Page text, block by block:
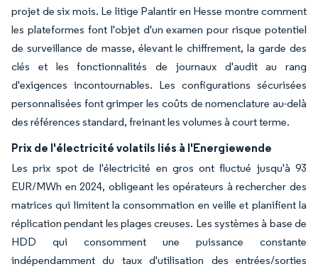
projet de six mois. Le litige Palantir en Hesse montre comment
les plateformes font l'objet d'un examen pour risque potentiel
de surveillance de masse, élevant le chiffrement, la garde des
clés et les fonctionnalités de journaux d'audit au rang
d'exigences incontournables. Les configurations sécurisées
personnalisées font grimper les coûts de nomenclature au-delà
des références standard, freinant les volumes à court terme.
Prix de l'électricité volatils liés à l'Energiewende
Les prix spot de l'électricité en gros ont fluctué jusqu'à 93
EUR/MWh en 2024, obligeant les opérateurs à rechercher des
matrices qui limitent la consommation en veille et planifient la
réplication pendant les plages creuses. Les systèmes à base de
HDD qui consomment une puissance constante
indépendamment du taux d'utilisation des entrées/sorties